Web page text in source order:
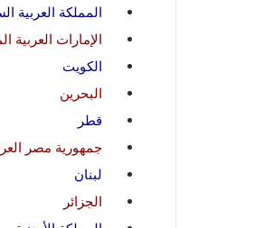
المملكة العربية
الإمارات العربية
الكويت
البحرين
قطر
جمهورية مصر
لبنان
الجزائر